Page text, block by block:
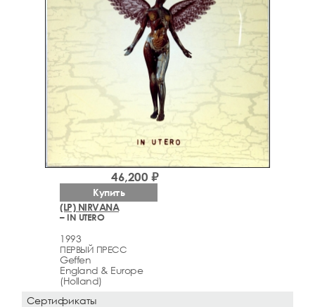
(LP) NIRVANA
– IN UTERO
1993
ПЕРВЫЙ ПРЕСС
Geffen
England & Europe
(Holland)
46,200 ₽
Купить
Сертификаты